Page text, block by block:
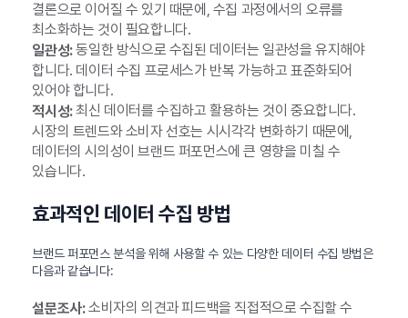
결론으로 이어질 수 있기 때문에, 수집 과정에서의 오류를
최소화하는 것이 필요합니다.
일관성:동일한 방식으로 수집된 데이터는 일관성을 유지해야
합니다. 데이터 수집 프로세스가 반복 가능하고 표준화되어
있어야 합니다.
적시성:최신 데이터를 수집하고 활용하는 것이 중요합니다.
시장의 트렌드와 소비자 선호는 시시각각 변화하기 때문에,
데이터의 시의성이 브랜드 퍼포먼스에 큰 영향을 미칠 수
있습니다.
효과적인 데이터 수집 방법
브랜드 퍼포먼스 분석을 위해 사용할 수 있는 다양한 데이터 수집 방법은
다음과 같습니다:
설문조사:소비자의 의견과 피드백을 직접적으로 수집할 수